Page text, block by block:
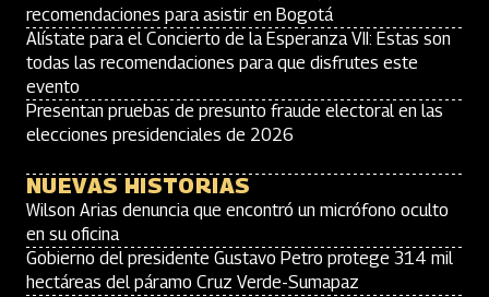
recomendaciones para asistir en Bogotá
Alístate para el Concierto de la Esperanza VII: Estas son
todas las recomendaciones para que disfrutes este
evento
Presentan pruebas de presunto fraude electoral en las
elecciones presidenciales de 2026
NUEVAS HISTORIAS
Wilson Arias denuncia que encontró un micrófono oculto
en su oficina
Gobierno del presidente Gustavo Petro protege 314 mil
hectáreas del páramo Cruz Verde-Sumapaz